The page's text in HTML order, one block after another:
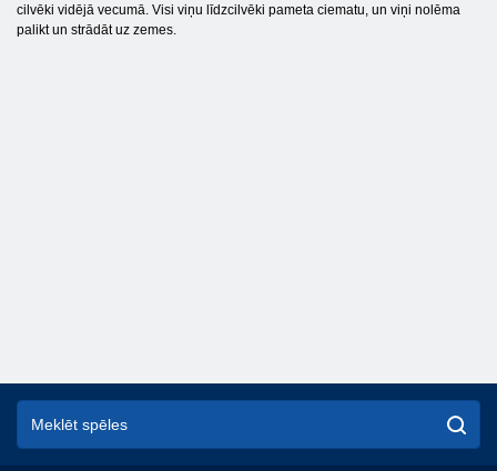
cilvēki vidējā vecumā. Visi viņu līdzcilvēki pameta ciematu, un viņi nolēma
palikt un strādāt uz zemes.